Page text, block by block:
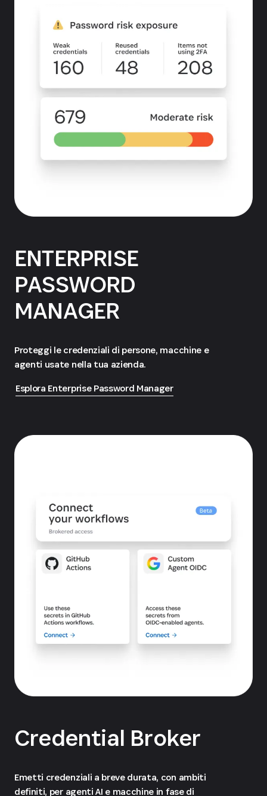
ENTERPRISE
PASSWORD
MANAGER
Proteggi le credenziali di persone, macchine e
agenti usate nella tua azienda.
Esplora Enterprise Password Manager
Credential Broker
Emetti credenziali a breve durata, con ambiti
definiti, per agenti AI e macchine in fase di